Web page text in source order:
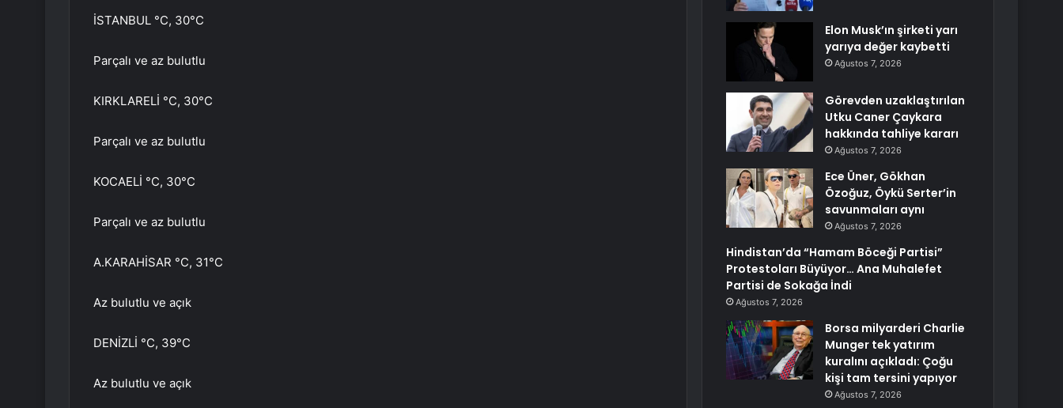
İSTANBUL °C, 30°C
Parçalı ve az bulutlu
KIRKLARELİ °C, 30°C
Parçalı ve az bulutlu
KOCAELİ °C, 30°C
Parçalı ve az bulutlu
A.KARAHİSAR °C, 31°C
Az bulutlu ve açık
DENİZLİ °C, 39°C
Az bulutlu ve açık
Elon Musk’ın şirketi yarı
yarıya değer kaybetti
Ağustos 7, 2026
Görevden uzaklaştırılan
Utku Caner Çaykara
hakkında tahliye kararı
Ağustos 7, 2026
Ece Üner, Gökhan
Özoğuz, Öykü Serter’in
savunmaları aynı
Ağustos 7, 2026
Hindistan’da “Hamam Böceği Partisi”
Protestoları Büyüyor… Ana Muhalefet
Partisi de Sokağa İndi
Ağustos 7, 2026
Borsa milyarderi Charlie
Munger tek yatırım
kuralını açıkladı: Çoğu
kişi tam tersini yapıyor
Ağustos 7, 2026